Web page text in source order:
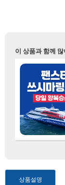
이 상품과 함께
상품설명